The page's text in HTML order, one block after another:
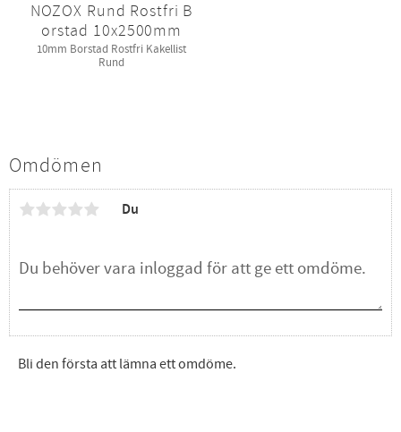
Omdömen
Du
Bli den första att lämna ett omdöme.
NOZOX Rund Rostfri B
orstad 10x2500mm
10mm Borstad Rostfri Kakellist
Rund